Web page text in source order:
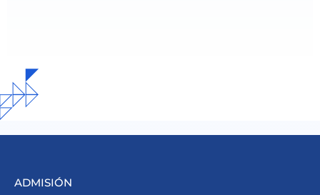
ADMISIÓN